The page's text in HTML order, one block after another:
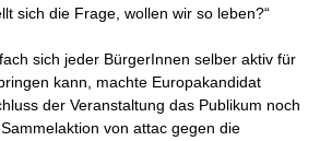
sich die Frage, wollen wir so leben?“
sich jeder BürgerInnen selber aktiv für
kann, machte Europakandidat
der Veranstaltung das Publikum noch
von attac gegen die